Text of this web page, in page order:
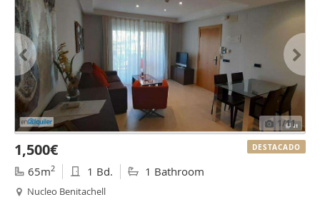
1/11
1,500€
65m2 1 Bd. 1 Bathroom
Nucleo Benitachell
DESTACADO